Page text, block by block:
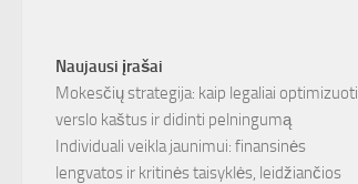
Naujausi įrašai
Mokesčių strategija: kaip legaliai optimizuoti
verslo kaštus ir didinti pelningumą
Individuali veikla jaunimui: finansinės
lengvatos ir kritinės taisyklės, leidžiančios